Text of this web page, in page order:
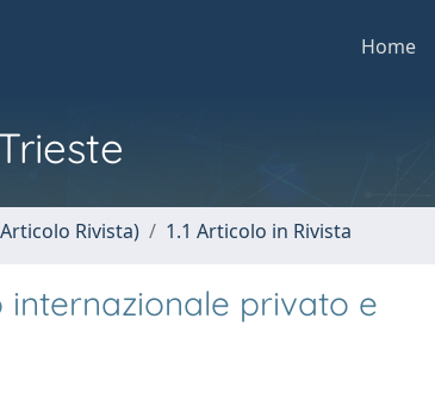
Home
Rivista) 1.1 Articolo in Rivista
privato e